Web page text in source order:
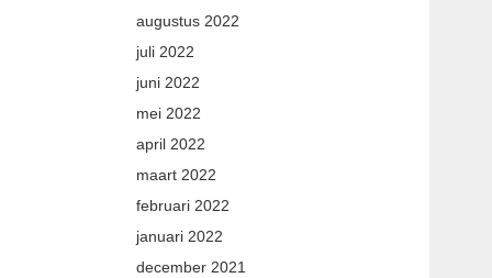
augustus 2022
juli 2022
juni 2022
mei 2022
april 2022
maart 2022
februari 2022
januari 2022
december 2021